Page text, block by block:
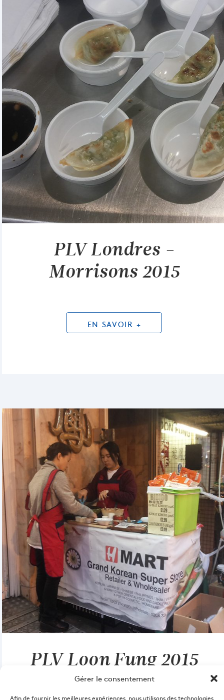
Gérer le consentement
Afin de fournir les meilleures expériences, nous utilisons des technologies
PLV Londres -
Morrisons 2015
EN SAVOIR +
PLV Loon Fung 2015